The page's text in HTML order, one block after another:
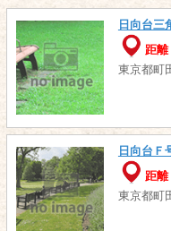
日向台三
距
東京都町
日向台Ｆ
距
東京都町